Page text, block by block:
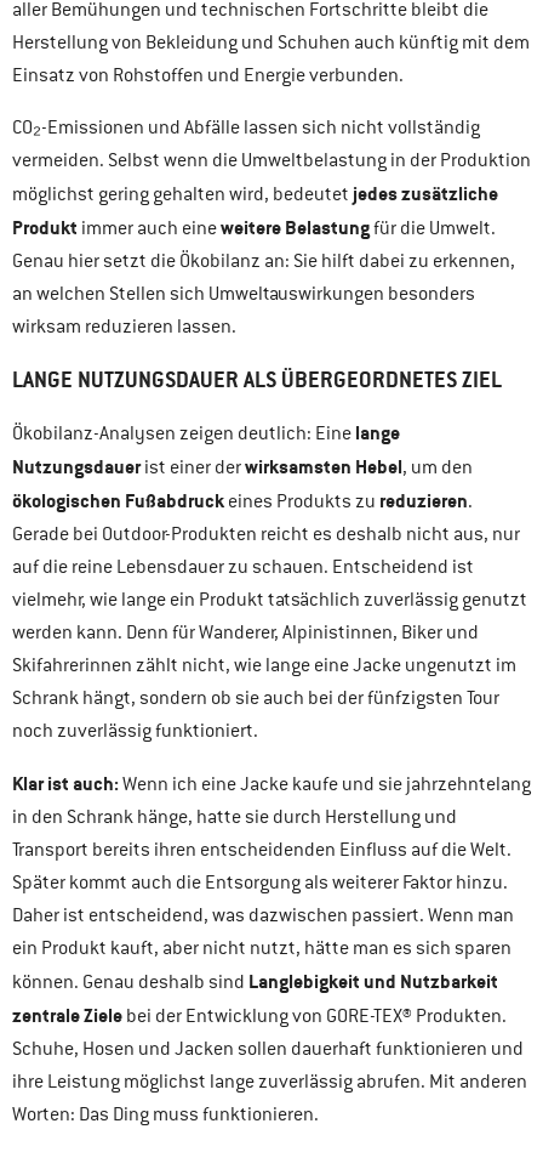
aller Bemühungen und technischen Fortschritte bleibt die
Herstellung von Bekleidung und Schuhen auch künftig mit dem
Einsatz von Rohstoffen und Energie verbunden.
CO₂-Emissionen und Abfälle lassen sich nicht vollständig
vermeiden. Selbst wenn die Umweltbelastung in der Produktion
möglichst gering gehalten wird, bedeutet jedes zusätzliche
Produkt immer auch eineweitere Belastungfür die Umwelt.
Genau hier setzt die Ökobilanz an: Sie hilft dabei zu erkennen,
an welchen Stellen sich Umweltauswirkungen besonders
wirksam reduzieren lassen.
LANGE NUTZUNGSDAUER ALS ÜBERGEORDNETES ZIEL
Ökobilanz-Analysen zeigen deutlich: Eine lange
Nutzungsdauerist einer derwirksamsten Hebel, um den
ökologischen Fußabdruck eines Produkts zu reduzieren.
Gerade bei Outdoor-Produkten reicht es deshalb nicht aus, nur
auf die reine Lebensdauer zu schauen. Entscheidend ist
vielmehr, wie lange ein Produkt tatsächlich zuverlässig genutzt
werden kann. Denn für Wanderer, Alpinistinnen, Biker und
Skifahrerinnen zählt nicht, wie lange eine Jacke ungenutzt im
Schrank hängt, sondern ob sie auch bei der fünfzigsten Tour
noch zuverlässig funktioniert.
Klar ist auch:Wenn ich eine Jacke kaufe und sie jahrzehntelang
in den Schrank hänge, hatte sie durch Herstellung und
Transport bereits ihren entscheidenden Einfluss auf die Welt.
Später kommt auch die Entsorgung als weiterer Faktor hinzu.
Daher ist entscheidend, was dazwischen passiert. Wenn man
ein Produkt kauft, aber nicht nutzt, hätte man es sich sparen
können. Genau deshalb sind Langlebigkeit und Nutzbarkeit
zentrale Ziele bei der Entwicklung von GORE-TEX® Produkten.
Schuhe, Hosen und Jacken sollen dauerhaft funktionieren und
ihre Leistung möglichst lange zuverlässig abrufen. Mit anderen
Worten: Das Ding muss funktionieren.